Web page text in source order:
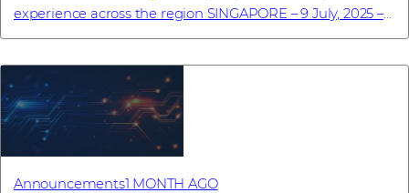
experience across the region SINGAPORE – 9 July, 2025 –
Westcon-Comstor, a global technology dis...
Announcements1 MONTH AGO